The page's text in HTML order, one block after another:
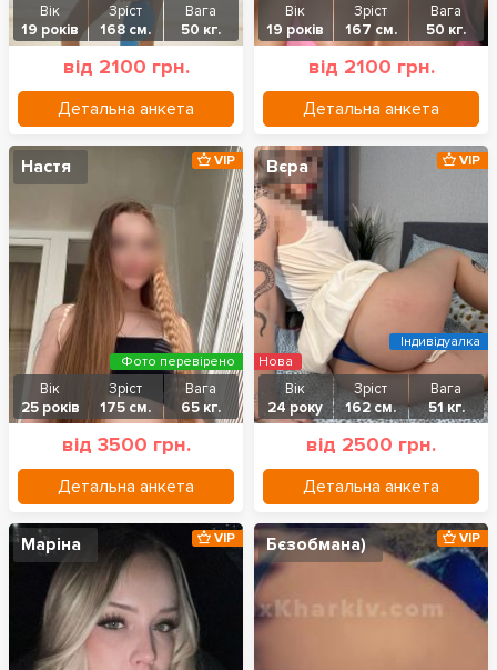
Вік
19 років
Зріст
168 см.
Вага
50 кг.
від 2100 грн.
Детальна анкета
Вік
19 років
Зріст
167 см.
Вага
50 кг.
від 2100 грн.
Детальна анкета
Настя
Вік
25 років
Зріст
175 см.
Вага
65 кг.
від 3500 грн.
Детальна анкета
VIP
Фото перевірено
Вєра
Вік
24 року
Зріст
162 см.
Вага
51 кг.
від 2500 грн.
Детальна анкета
VIP
Нова
Індивідуалка
Маріна VIP Бєзобмана) VIP